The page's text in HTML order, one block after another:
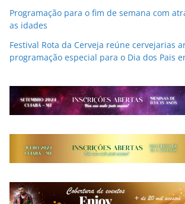
Programação para o fim de semana com
as idades
Festival Rota da Cerveja reúne cervejarias
programação especial para o Dia dos Pais